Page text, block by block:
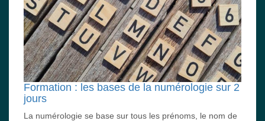
Formation : les bases de la numérologie sur 2
jours
La numérologie se base sur tous les prénoms, le nom de